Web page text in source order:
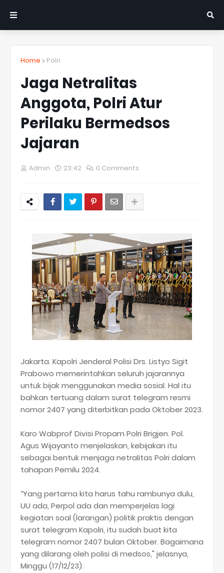
Home Polri
Jaga Netralitas
Anggota, Polri Atur
Perilaku Bermedsos
Jajaran
Admin 23:42 0 Comments
Jakarta. Kapolri Jenderal Polisi Drs. Listyo Sigit
Prabowo memerintahkan seluruh jajarannya
untuk bijak menggunakan media sosial. Hal itu
bahkan tertuang dalam surat telegram resmi
nomor 2407 yang diterbitkan pada Oktober 2023.
Karo Wabprof Divisi Propam Polri Brigjen. Pol.
Agus Wijayanto menjelaskan, kebijakan itu
sebagai bentuk menjaga netralitas Polri dalam
tahapan Pemilu 2024.
“Yang pertama kita harus tahu rambunya dulu,
UU ada, Perpol ada dan memperjelas lagi
kegiatan soal (larangan) politik praktis dengan
surat telegram Kapolri, itu sudah buat kita
telegram nomor 2407 bulan Oktober. Bagaimana
yang dilarang oleh polisi di medsos," jelasnya,
Minggu (17/12/23).